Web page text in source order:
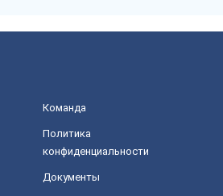
Команда
Политика
конфиденциальности
Документы